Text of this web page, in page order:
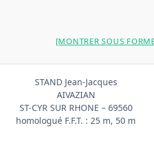
[MONTRER SOUS
STAND Jean-Jacques
AIVAZIAN
ST-CYR SUR RHONE – 69560
homologué F.F.T. : 25 m, 50 m